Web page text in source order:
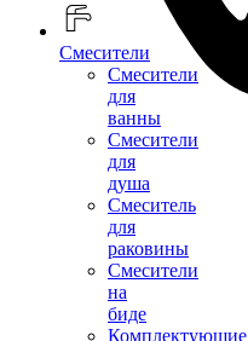
Смесители
Смесители
для
ванны
Смесители
для
душа
Смеситель
для
раковины
Смесители
на
биде
Комплектующие